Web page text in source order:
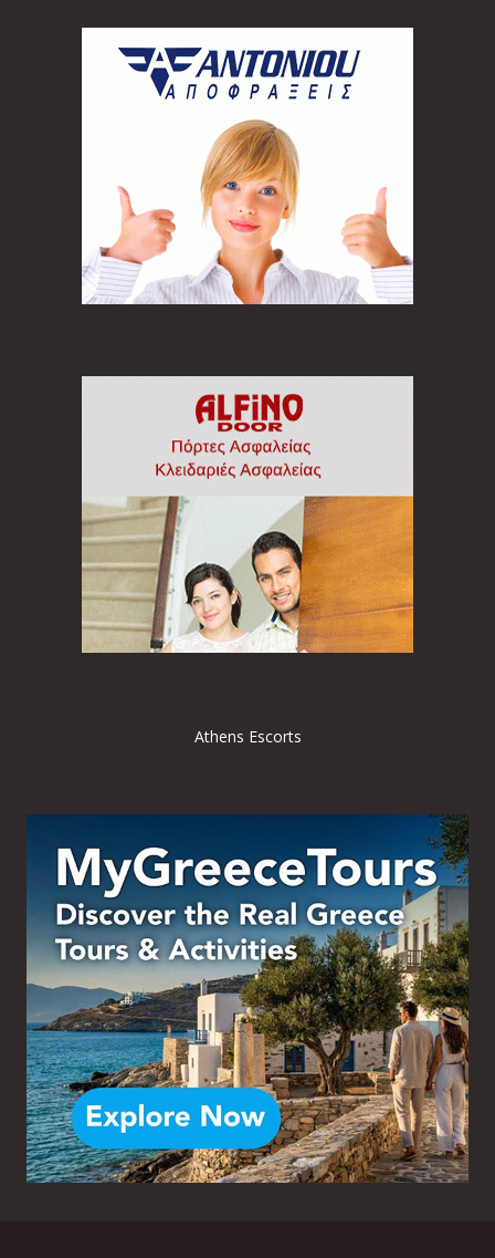
Athens Escorts